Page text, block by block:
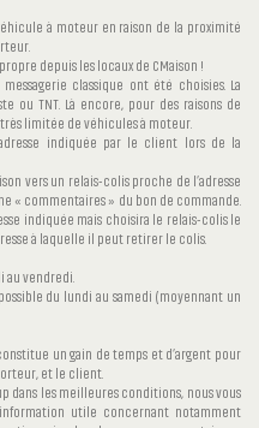
à moteur en raison de la proximité
depuis les locaux de CMaison !
classique ont été choisies. La
ou TNT. Là encore, pour des raisons de
limitée de véhicules à moteur.
indiquée par le client lors de la
vers un relais-colis proche de l’adresse
« commentaires » du bon de commande.
indiquée mais choisira le relais-colis le
à laquelle il peut retirer le colis.
au vendredi.
du lundi au samedi (moyennant un
un gain de temps et d’argent pour
et le client.
dans les meilleures conditions, nous vous
utile concernant notamment